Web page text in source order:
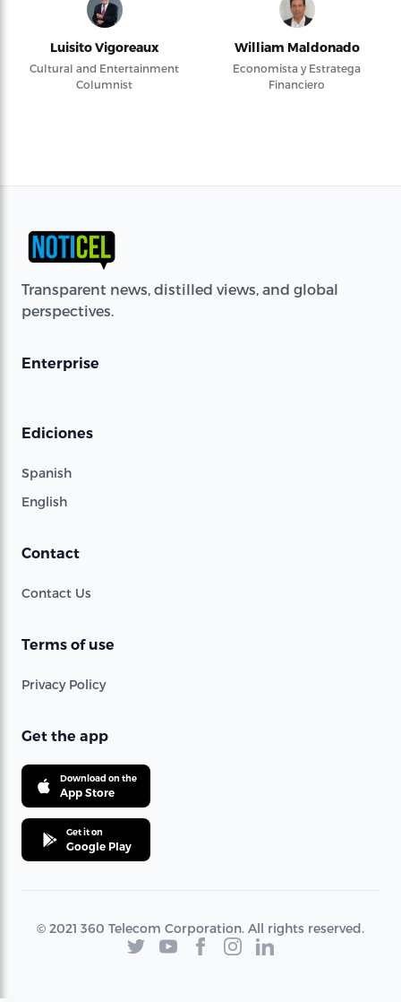
Luisito Vigoreaux
Cultural and Entertainment
Columnist
William Maldonado
Economista y Estratega
Financiero
Transparent news, distilled views, and global
perspectives.
Enterprise
Ediciones
Spanish
English
Contact
Contact Us
Terms of use
Privacy Policy
Get the app
Download on the
App Store
Get it on
Google Play
© 2021 360 Telecom Corporation. All rights reserved.